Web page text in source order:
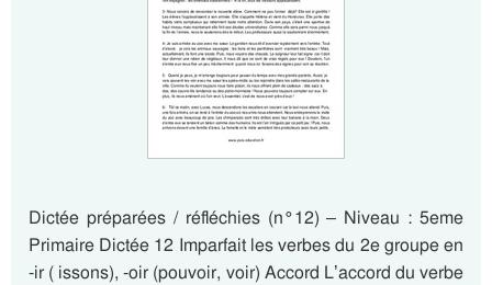
Dictée préparées / réfléchies (n°12) – Niveau : 5eme
Primaire Dictée 12 Imparfait les verbes du 2e groupe en
-ir ( issons), -oir (pouvoir, voir) Accord L’accord du verbe